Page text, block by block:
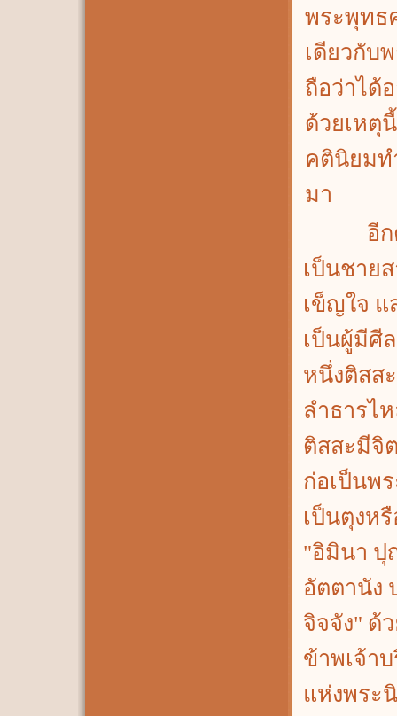
พระพุทธ
เดียวกับ
ถือว่าได้
ด้วยเหตุ
คตินิยมท
มา
อีกตำน
เป็นชาย
เข็ญใจ แ
เป็นผู้มีศี
หนึ่งติสส
ลำธารไ
ติสสะมีจิ
ก่อเป็นพ
เป็นตุงห
"อิมินา ปุ
อัตตานัง
จิจจัง" ด้
ข้าพเจ้า
แห่งพระ